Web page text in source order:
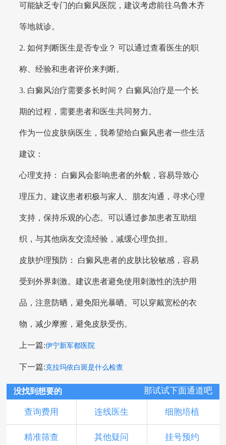
可能缺乏专门的白癜风医院，建议考虑前往乌鲁木齐
等地就诊。
2. 如何判断医生是否专业？ 可以通过查看医生的职
称、经验和患者评价来判断。
3. 白癜风治疗需要多长时间？ 白癜风治疗是一个长
期的过程，需要患者和医生共同努力。
作为一位皮肤病医生，我希望给白癜风患者一些生活
建议：
心理支持： 白癜风会影响患者的外貌，容易导致心
理压力。建议患者积极与家人、朋友沟通，寻求心理
支持，保持乐观的心态。可以通过参加患者互助组
织，与其他病友交流经验，减缓心理负担。
皮肤护理预防： 白癜风患者的皮肤比较敏感，容易
受到外界刺激。建议患者避免使用刺激性的洗护用
品，注意防晒，避免阳光暴晒。可以穿戴宽松的衣
物，减少摩擦，避免皮肤受伤。
上一篇:伊宁新军都医院
下一篇:克拉玛依白斑是什么检查
没找到想要的 那试试下面通道吧
查询费用 连线医生 细胞培植
精准筛查 其他疑问 挂号预约